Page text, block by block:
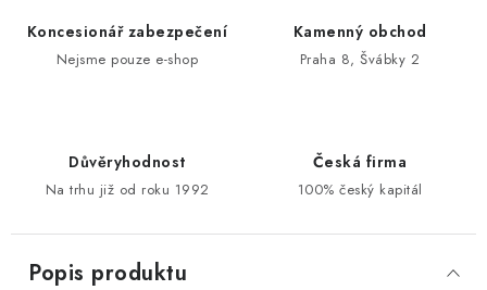
Koncesionář zabezpečení
Nejsme pouze e-shop
Kamenný obchod
Praha 8, Švábky 2
Důvěryhodnost
Na trhu již od roku 1992
Česká firma
100% český kapitál
Popis produktu